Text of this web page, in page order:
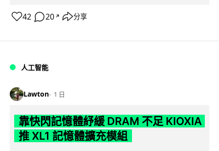
42 20 ↗ 分享
人工智能
Lawton 1 日
靠快閃記憶體紓緩 DRAM 不足 KIOXIA
推 XL1 記憶體擴充模組